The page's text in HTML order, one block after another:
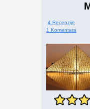
4 Recenzije
1 Komentara